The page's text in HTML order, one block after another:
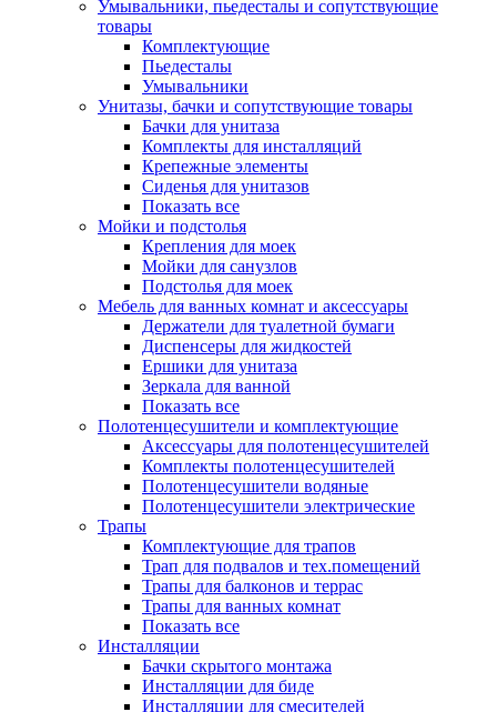
Умывальники, пьедесталы и сопутствующие
товары
Комплектующие
Пьедесталы
Умывальники
Унитазы, бачки и сопутствующие товары
Бачки для унитаза
Комплекты для инсталляций
Крепежные элементы
Сиденья для унитазов
Показать все
Мойки и подстолья
Крепления для моек
Мойки для санузлов
Подстолья для моек
Мебель для ванных комнат и аксессуары
Держатели для туалетной бумаги
Диспенсеры для жидкостей
Ершики для унитаза
Зеркала для ванной
Показать все
Полотенцесушители и комплектующие
Аксессуары для полотенцесушителей
Комплекты полотенцесушителей
Полотенцесушители водяные
Полотенцесушители электрические
Трапы
Комплектующие для трапов
Трап для подвалов и тех.помещений
Трапы для балконов и террас
Трапы для ванных комнат
Показать все
Инсталляции
Бачки скрытого монтажа
Инсталляции для биде
Инсталляции для смесителей